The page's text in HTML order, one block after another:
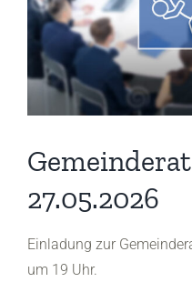
27.05.2026
Einladung zur
um 19 Uhr.